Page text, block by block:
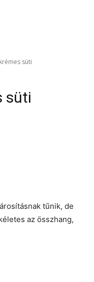
süti
süti
tűnik, de
az összhang,